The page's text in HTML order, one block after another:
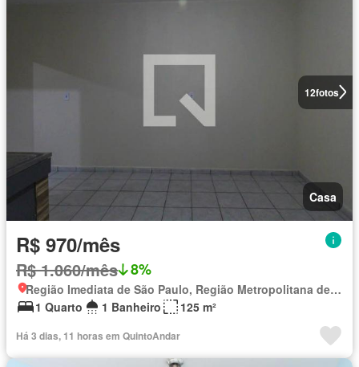
12fotos
Casa
R$ 970/mês
R$ 1.060/mês 8%
Região Imediata de São Paulo, Região Metropolitana de São Paulo
1 Quarto
1 Banheiro 125 m²
Há 3 dias, 11 horas em QuintoAndar